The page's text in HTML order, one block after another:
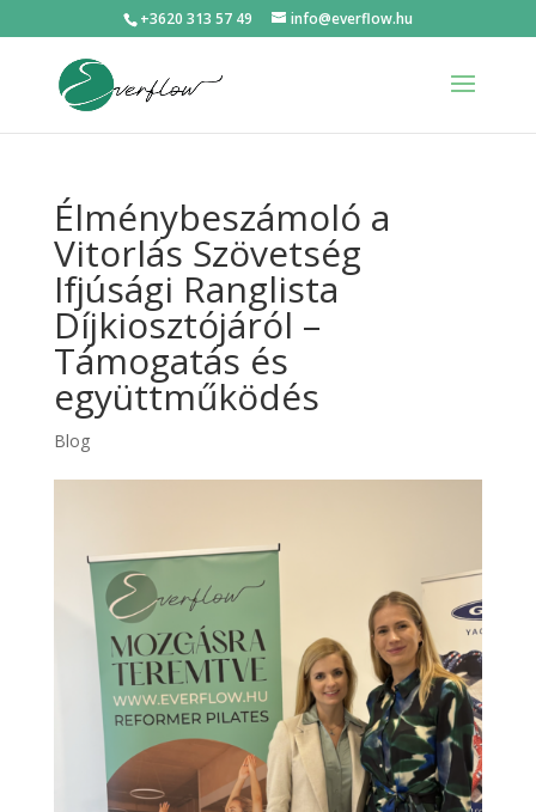
+3620 313 57 49 info@everflow.hu
Élménybeszámoló a
Vitorlás Szövetség
Ifjúsági Ranglista
Díjkiosztójáról –
Támogatás és
együttműködés
Blog